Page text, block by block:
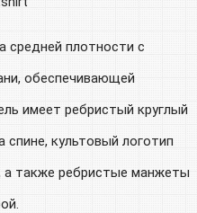
средней плотности с
обеспечивающей
имеет ребристый круглый
культовый логотип
а также ребристые манжеты